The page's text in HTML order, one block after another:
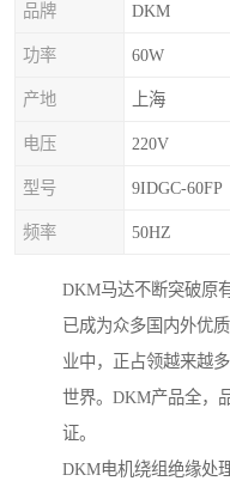
品牌 DKM
功率 60W
产地 上海
电压 220V
型号 9IDGC-60FP
频率 50HZ
DKM马达不断突破原
已成为众多国内外优
业中，正占领越来越
世界。DKM产品全，
证。
DKM电机绕组绝缘处